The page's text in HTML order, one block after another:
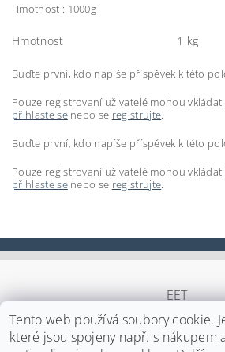
Hmotnost : 1000g
Hmotnost 1 kg
Buďte první, kdo napíše příspěvek k této
Pouze registrovaní uživatelé mohou
přihlaste senebo se registrujte.
Buďte první, kdo napíše příspěvek k této
Pouze registrovaní uživatelé mohou
přihlaste senebo se registrujte.
EET
Tento web používá soubory cookie.
které jsou spojeny např. s nákupem